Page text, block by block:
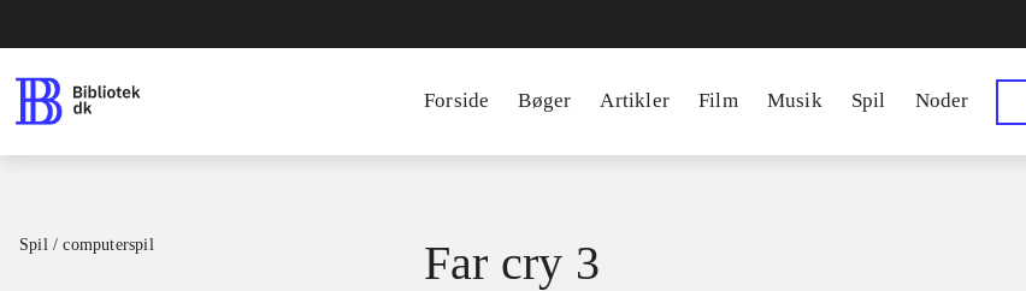
Forside Bøger Artikler Film Musik Spil Noder
Spil / computerspil Far cry 3